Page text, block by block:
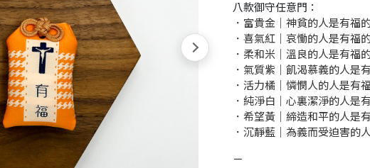
八款御守任意門：
．富貴金｜神貧的人是有福
．喜氣紅｜哀慟的人是有福
．柔和米｜溫良的人是有福
．氣質紫｜飢渴慕義的人是
．活力橘｜憐憫人的人是有
．純淨白｜心裏潔淨的人是
．希望黃｜締造和平的人是
．沉靜藍｜為義而受迫害的
－